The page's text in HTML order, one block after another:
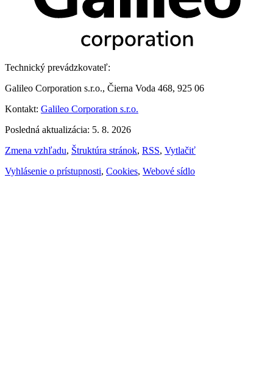
Technický prevádzkovateľ:
Galileo Corporation s.r.o., Čierna Voda 468, 925 06
Kontakt: Galileo Corporation s.r.o.
Posledná aktualizácia: 5. 8. 2026
Zmena vzhľadu, Štruktúra stránok, RSS, Vytlačiť
Vyhlásenie o prístupnosti, Cookies, Webové sídlo